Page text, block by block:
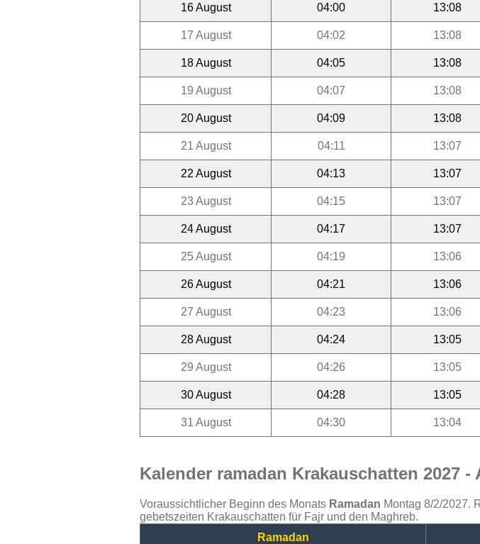
16 August 04:00 13:08
17 August 04:02 13:08
18 August 04:05 13:08
19 August 04:07 13:08
20 August 04:09 13:08
21 August 04:11 13:07
22 August 04:13 13:07
23 August 04:15 13:07
24 August 04:17 13:07
25 August 04:19 13:06
26 August 04:21 13:06
27 August 04:23 13:06
28 August 04:24 13:05
29 August 04:26 13:05
30 August 04:28 13:05
31 August 04:30 13:04
Kalender ramadan Krakauschatten 2027 -
Voraussichtlicher Beginn des Monats Ramadan Montag 8/2/2027.
gebetszeiten Krakauschatten für Fajr und den Maghreb.
Ramadan